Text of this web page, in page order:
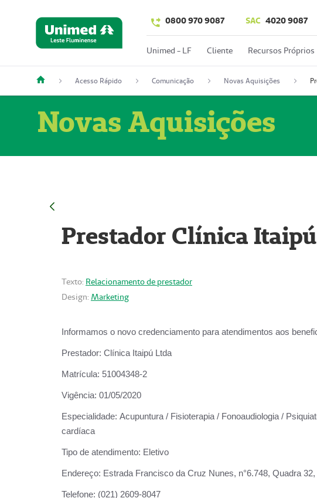
0800 970 9087 SAC 4020 9087
Unimed - LF Cliente Recursos Próprios
Acesso Rápido Comunicação Novas Aquisições
Novas Aquisições
Prestador Clínica
Texto: Relacionamento de prestador
Design: Marketing
Informamos o novo credenciamento para atendimentos aos
Prestador: Clínica Itaipú Ltda
Matrícula: 51004348-2
Vigência: 01/05/2020
Especialidade: Acupuntura / Fisioterapia / Fonoaudiologia /
cardíaca
Tipo de atendimento: Eletivo
Endereço: Estrada Francisco da Cruz Nunes, n°6.748, Quadra
Telefone: (021) 2609-8047